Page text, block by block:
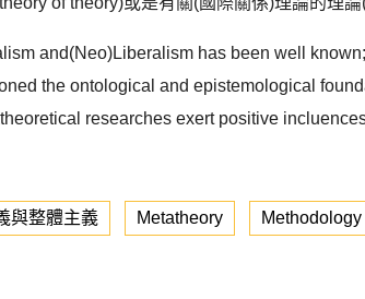
and(Neo)Liberalism has been well
the ontological and epistemological
researches exert positive
與整體主義 Metatheory